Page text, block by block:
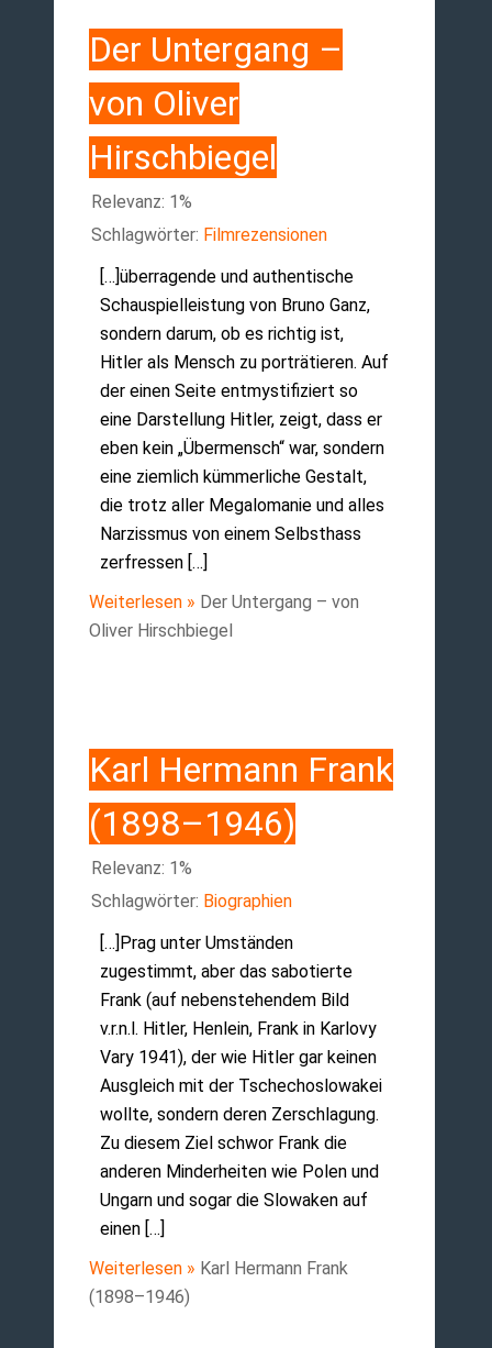
Der Untergang –
von Oliver
Hirschbiegel
Relevanz: 1%
Schlagwörter: Filmrezensionen
[…]überragende und authentische
Schauspielleistung von Bruno Ganz,
sondern darum, ob es richtig ist,
Hitler als Mensch zu porträtieren. Auf
der einen Seite entmystifiziert so
eine Darstellung Hitler, zeigt, dass er
eben kein „Übermensch“ war, sondern
eine ziemlich kümmerliche Gestalt,
die trotz aller Megalomanie und alles
Narzissmus von einem Selbsthass
zerfressen […]
Weiterlesen » Der Untergang – von
Oliver Hirschbiegel
Karl Hermann Frank
(1898–1946)
Relevanz: 1%
Schlagwörter: Biographien
[…]Prag unter Umständen
zugestimmt, aber das sabotierte
Frank (auf nebenstehen­dem Bild
v.r.n.l. Hitler, Henlein, Frank in Karlovy
Vary 1941), der wie Hitler gar keinen
Aus­gleich mit der Tschecho­slowakei
wollte, sondern de­ren Zerschlagung.
Zu diesem Ziel schwor Frank die
anderen Min­der­heiten wie Polen und
Un­garn und sogar die Slowaken auf
einen […]
Weiterlesen » Karl Hermann Frank
(1898–1946)